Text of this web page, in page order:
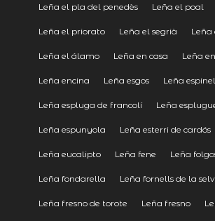
Leña el pla del penedès Leña el poal
Leña el priorato Leña el segrià Leña
Leña el álamo Leña en casa Leña
Leña encina Leña esgos Leña
Leña espluga de francolí Leña
Leña espunyola Leña esterri de cardós
Leña eucalipto Leña fene Leña
Leña fondarella Leña fornells de la
Leña fresno de torote Leña fresno